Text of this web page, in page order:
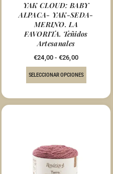
YAK CLOUD: BABY
ALPACA- YAK-SEDA-
MERINO. LA
FAVORITA. Teñidos
Artesanales
€24,00 - €26,00
SELECCIONAR OPCIONES